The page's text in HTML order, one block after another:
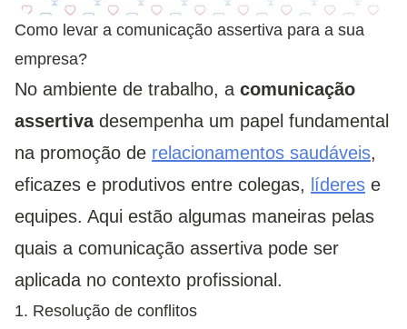
Como levar a comunicação assertiva para a sua
empresa?
No ambiente de trabalho, a comunicação
assertivadesempenha um papel fundamental
na promoção de relacionamentos saudáveis,
eficazes e produtivos entre colegas, líderes e
equipes. Aqui estão algumas maneiras pelas
quais a comunicação assertiva pode ser
aplicada no contexto profissional.
1. Resolução de conflitos